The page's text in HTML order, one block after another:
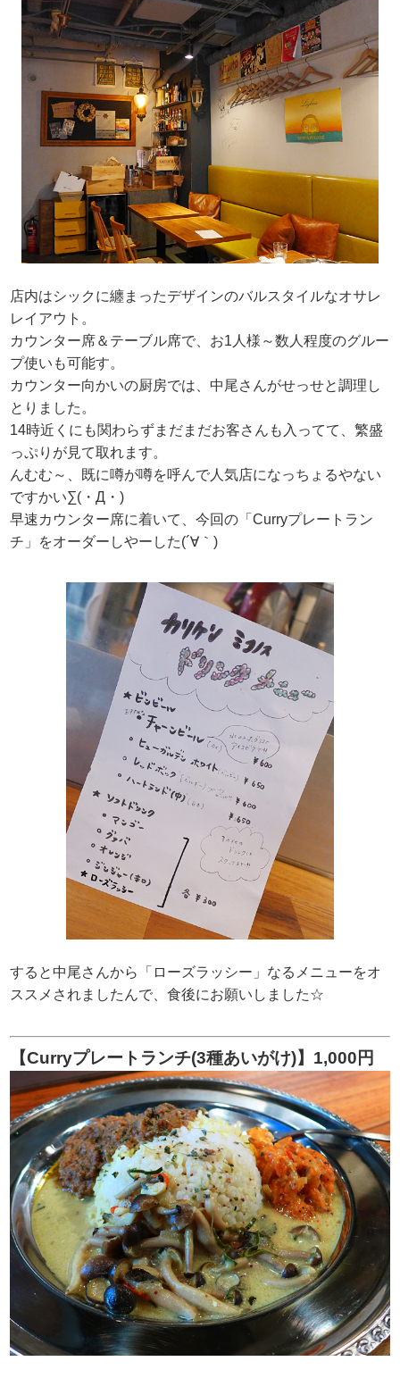
店内はシックに纏まったデザインのバルスタイルなオサレ
レイアウト。
カウンター席＆テーブル席で、お1人様～数人程度のグルー
プ使いも可能す。
カウンター向かいの厨房では、中尾さんがせっせと調理し
とりました。
14時近くにも関わらずまだまだお客さんも入ってて、繁盛
っぷりが見て取れます。
んむむ～、既に噂が噂を呼んで人気店になっちょるやない
ですかい∑(・Д・)
早速カウンター席に着いて、今回の「Curryプレートラン
チ」をオーダーしやーした(´∀｀)
すると中尾さんから「ローズラッシー」なるメニューをオ
ススメされましたんで、食後にお願いしました☆
【Curryプレートランチ(3種あいがけ)】1,000円